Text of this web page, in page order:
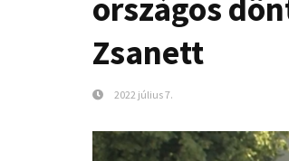
országos
Zsanett
2022 július 7.